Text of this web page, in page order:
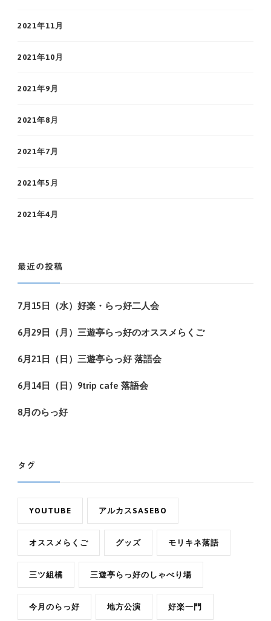
2021年11月
2021年10月
2021年9月
2021年8月
2021年7月
2021年5月
2021年4月
最近の投稿
7月15日（水）好楽・らっ好二人会
6月29日（月）三遊亭らっ好のオススメらくご
6月21日（日）三遊亭らっ好 落語会
6月14日（日）9trip cafe 落語会
8月のらっ好
タグ
YOUTUBE アルカスSASEBO
オススメらくご グッズ モリキネ落語
三ツ組橘 三遊亭らっ好のしゃべり場
今月のらっ好 地方公演 好楽一門